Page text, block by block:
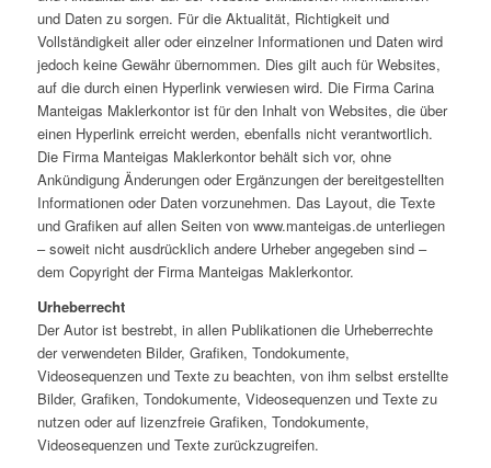
und Daten zu sorgen. Für die Aktualität, Richtigkeit und
Vollständigkeit aller oder einzelner Informationen und Daten wird
jedoch keine Gewähr übernommen. Dies gilt auch für Websites,
auf die durch einen Hyperlink verwiesen wird. Die Firma Carina
Manteigas Maklerkontor ist für den Inhalt von Websites, die über
einen Hyperlink erreicht werden, ebenfalls nicht verantwortlich.
Die Firma Manteigas Maklerkontor behält sich vor, ohne
Ankündigung Änderungen oder Ergänzungen der bereitgestellten
Informationen oder Daten vorzunehmen. Das Layout, die Texte
und Grafiken auf allen Seiten von www.manteigas.de unterliegen
– soweit nicht ausdrücklich andere Urheber angegeben sind –
dem Copyright der Firma Manteigas Maklerkontor.
Urheberrecht
Der Autor ist bestrebt, in allen Publikationen die Urheberrechte
der verwendeten Bilder, Grafiken, Tondokumente,
Videosequenzen und Texte zu beachten, von ihm selbst erstellte
Bilder, Grafiken, Tondokumente, Videosequenzen und Texte zu
nutzen oder auf lizenzfreie Grafiken, Tondokumente,
Videosequenzen und Texte zurückzugreifen.